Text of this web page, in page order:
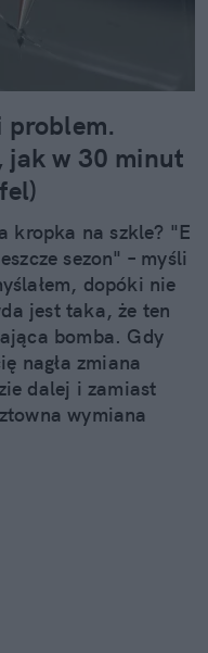
problem.
jak w 30 minut
kropka na szkle? "E
sezon" – myśli
dopóki nie
jest taka, że ten
bomba. Gdy
nagła zmiana
dalej i zamiast
wymiana
radzą